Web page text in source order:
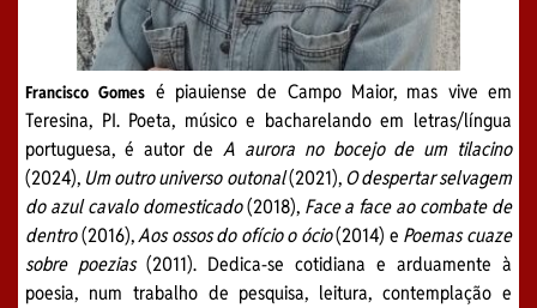
Francisco Gomes é piauiense de Campo Maior, mas vive em
Teresina, PI. Poeta, músico e bacharelando em letras/língua
portuguesa, é autor deA aurora no bocejo de um tilacino
(2024), Um outro universo outonal(2021),O despertar selvagem
do azul cavalo domesticado(2018), Face a face ao combate de
dentro(2016),Aos ossos do ofício o ócio(2014) e Poemas cuaze
sobre poezias(2011). Dedica-se cotidiana e arduamente à
poesia, num trabalho de pesquisa, leitura, contemplação e